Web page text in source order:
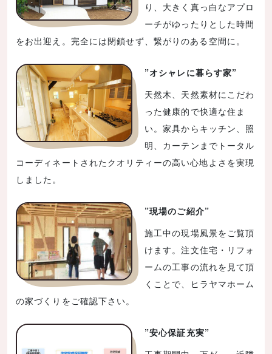
り、大きく真っ白なアプロ
ーチがゆったりとした時間
をお出迎え。完全には閉鎖せず、繋がりのある空間に。
”オシャレに暮らす家”
天然木、天然素材にこだわ
った健康的で快適な住ま
い。家具からキッチン、照
明、カーテンまでトータル
コーディネートされたクオリティーの高い心地よさを実現
しました。
”現場のご紹介”
施工中の現場風景をご覧頂
けます。注文住宅・リフォ
ームの工事の流れを見て頂
くことで、ヒラヤマホーム
の家づくりをご確認下さい。
”安心保証充実”